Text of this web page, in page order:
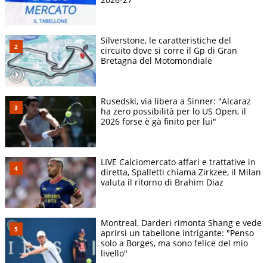
Silverstone, le caratteristiche del
circuito dove si corre il Gp di Gran
Bretagna del Motomondiale
Rusedski, via libera a Sinner: "Alcaraz
ha zero possibilità per lo US Open, il
2026 forse è gà finito per lui"
LIVE Calciomercato affari e trattative in
diretta, Spalletti chiama Zirkzee, il Milan
valuta il ritorno di Brahim Diaz
Montreal, Darderi rimonta Shang e vede
aprirsi un tabellone intrigante: "Penso
solo a Borges, ma sono felice del mio
livello"